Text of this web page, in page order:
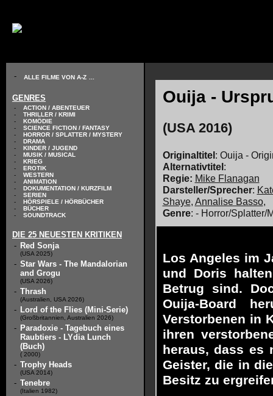
- ALLE FILME VON A-Z
GENRES
-
-
-
-
-
-
-
-
-
-
-
-
-
-
-
-
-
ACTION / ABENTEUER
THRILLER / KRIMI
KOMÖDIE
SCIENCE FICTION / FANTASY
HORROR / SPLATTER / MYSTERY
DRAMA
KINDER / JUGEND
MUSIK / MUSICAL
KRIEG
EROTIK
WESTERN
ANIMATION
DOKUMENTATION / KURZFILM
SERIEN
HÖRSPIELE / HÖRBÜCHER
BÜCHER
SOUNDTRACK
DIE 25 NEUESTEN KRITIKEN
- Red Sonja
(USA 2025)
- Star Wars - The Mandalorian
and Grogu
(USA 2026)
- Thrash
(Australien, USA 2026)
- Lord of the Flies (Mini-Serie)
(Großbritannien, Australien 2026)
- Paradoxie - Tagebuch eines
Raubtiers - LYdia Lunch
(Buch)
( 2000)
- Trophy Heads
(USA 2014)
- Tenebre
(Italien 1982)
Ouija -
(USA 2016)
Originaltitel : Ouija -
Alternativtitel :
Regie: Mike Flanagan
Darsteller/Sprecher:
Shaye, Annalise Basso,
Genre: - Horror/Splatter/
Los Angeles im
und Doris
Betrug sind.
Ouija-Board
Verstorbenen in
ihren
heraus, dass es
Geister, die in
Besitz zu